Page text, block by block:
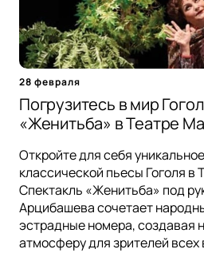
28 февраля
Погрузитесь в мир
«Женитьба» в Театре
Откройте для себя
классической пьесы Гоголя в
Спектакль «Женитьба» под
Арцибашева сочетает
эстрадные номера, создавая
атмосферу для зрителей всех